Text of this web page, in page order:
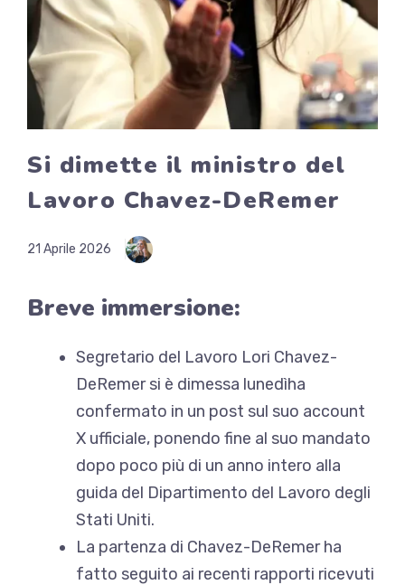
Si dimette il ministro del
Lavoro Chavez-DeRemer
21 Aprile 2026
Breve immersione:
Segretario del Lavoro Lori Chavez-
DeRemer si è dimessa lunedìha
confermato in un post sul suo account
X ufficiale, ponendo fine al suo mandato
dopo poco più di un anno intero alla
guida del Dipartimento del Lavoro degli
Stati Uniti.
La partenza di Chavez-DeRemer ha
fatto seguito ai recenti rapporti ricevuti